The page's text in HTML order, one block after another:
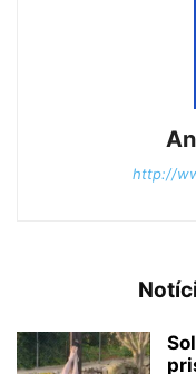
http://